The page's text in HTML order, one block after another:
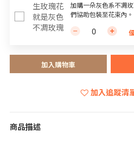
加購一朵灰色系不凋
們協助包裝至花束內。
加入購物車
加入追蹤清
商品描述